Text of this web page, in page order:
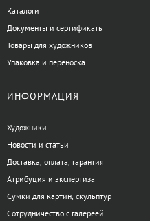
Каталоги
Документы и сертификаты
Товары для художников
Упаковка и переноска
ИНФОРМАЦИЯ
Художники
Новости и статьи
Доставка, оплата, гарантия
Атрибуция и экспертиза
Сумки для картин, скульптур
Сотрудничество с галереей